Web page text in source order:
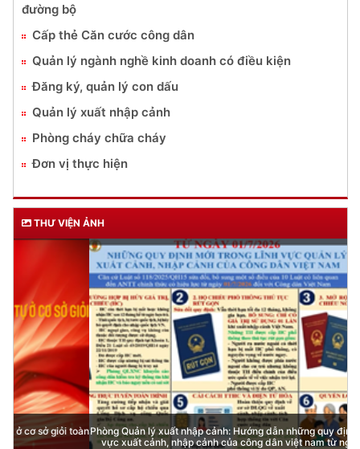
đường bộ
Cấp thẻ Căn cước công dân
Quản lý ngành nghề kinh doanh có điều kiện
Đăng ký, quản lý con dấu
Quản lý xuất nhập cảnh
Phòng cháy chữa cháy
Đơn vị thực hiện
THƯ VIỆN ẢNH
Phòng Quản lý xuất nhập cảnh: Hướng dẫn những quy định mới trong lĩnh
vực xuất cảnh, nhập cảnh của công dân việt nam từ ngày 01/7/2026